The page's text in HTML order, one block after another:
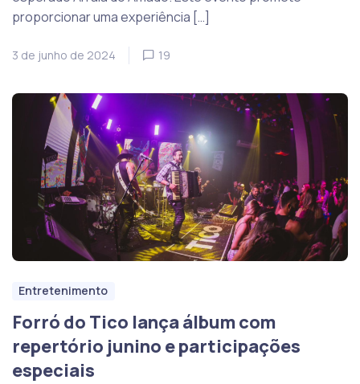
proporcionar uma experiência […]
3 de junho de 2024 19
Entretenimento
Forró do Tico lança álbum com
repertório junino e participações
especiais